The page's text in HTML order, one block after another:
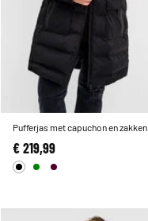
Pufferjas met capuchon en zakken
€ 219,99